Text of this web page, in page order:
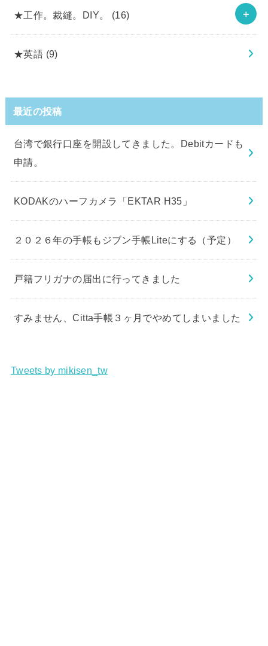
★工作。裁縫。DIY。 (16)
★英語 (9)
最近の投稿
台湾で銀行口座を開設してきました。Debitカードも
申請。
KODAKのハーフカメラ「EKTAR H35」
２０２６年の手帳もジブン手帳Liteにする（予定）
戸籍フリガナの届出に行ってきました
すみません、Citta手帳３ヶ月でやめてしまいました
Tweets by mikisen_tw